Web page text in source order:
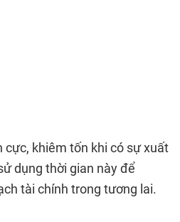
cực, khiêm tốn khi có sự xuất
dụng thời gian này để
tài chính trong tương lai.